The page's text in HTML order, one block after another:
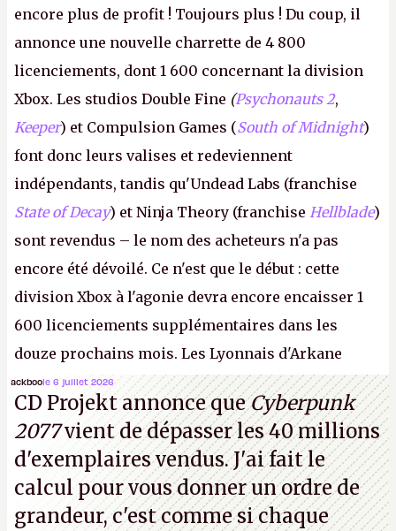
encore plus de profit ! Toujours plus ! Du coup, il
annonce une nouvelle charrette de 4 800
licenciements, dont 1 600 concernant la division
Xbox. Les studios Double Fine (Psychonauts 2,
Keeper) et Compulsion Games (South of Midnight)
font donc leurs valises et redeviennent
indépendants, tandis qu'Undead Labs (franchise
State of Decay) et Ninja Theory (franchise Hellblade)
sont revendus – le nom des acheteurs n'a pas
encore été dévoilé. Ce n'est que le début : cette
division Xbox à l'agonie devra encore encaisser 1
600 licenciements supplémentaires dans les
douze prochains mois. Les Lyonnais d'Arkane
(Dishonored, Deathloop) pourraient faire partie des
prochaines victimes, puisque Microsoft a confirmé
vouloir se séparer du studio.A.
ackboole 6 juillet 2026
CD Projekt annonce queCyberpunk
2077vient de dépasser les 40 millions
d'exemplaires vendus. J'ai fait le
calcul pour vous donner un ordre de
grandeur, c'est comme si chaque